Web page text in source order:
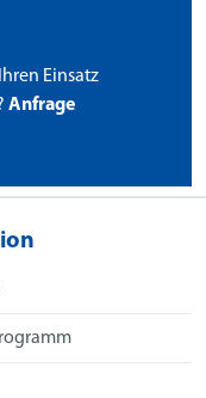
Einsatz
Anfrage